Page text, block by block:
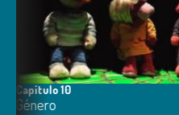
Capítulo 10
Género